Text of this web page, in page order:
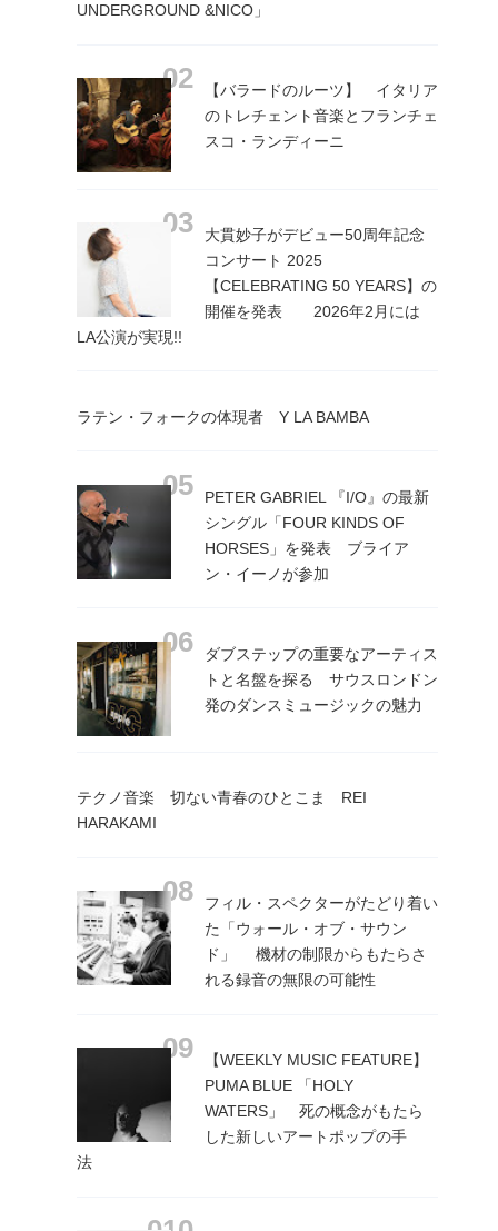
UNDERGROUND &NICO」
【バラードのルーツ】 イタリア
のトレチェント音楽とフランチェ
スコ・ランディーニ
大貫妙子がデビュー50周年記念
コンサート 2025
【CELEBRATING 50 YEARS】の
開催を発表 2026年2月には
LA公演が実現!!
ラテン・フォークの体現者 Y LA BAMBA
PETER GABRIEL 『I/O』の最新
シングル「FOUR KINDS OF
HORSES」を発表 ブライア
ン・イーノが参加
ダブステップの重要なアーティス
トと名盤を探る サウスロンドン
発のダンスミュージックの魅力
テクノ音楽 切ない青春のひとこま REI
HARAKAMI
フィル・スペクターがたどり着い
た「ウォール・オブ・サウン
ド」 機材の制限からもたらさ
れる録音の無限の可能性
【WEEKLY MUSIC FEATURE】
PUMA BLUE 「HOLY
WATERS」 死の概念がもたら
した新しいアートポップの手
法